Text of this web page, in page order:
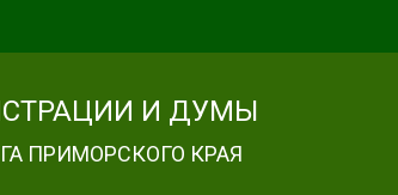
И ДУМЫ
ПРИМОРСКОГО КРАЯ